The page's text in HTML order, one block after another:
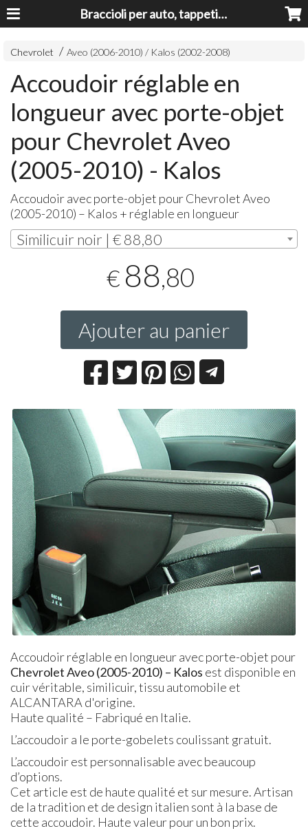
Braccioli per auto, tappeti auto, accessori auto MADE IN ITALY - Armrests, Mittelarmlehnen, Accoundoirs
Chevrolet Aveo (2006-2010) / Kalos (2002-2008)
Accoudoir réglable en
longueur avec porte-objet
pour Chevrolet Aveo
(2005-2010) - Kalos
Accoudoir avec porte-objet pour Chevrolet Aveo
(2005-2010) – Kalos + réglable en longueur
Similicuir noir | € 88,80
€ 88,80
Ajouter au panier
Accoudoir réglable en longueur avec porte-objet pour
Chevrolet Aveo (2005-2010) – Kalos est disponible en
cuir véritable, similicuir, tissu automobile et
ALCANTARA d'origine.
Haute qualité – Fabriqué en Italie.
L’accoudoir a le porte-gobelets coulissant gratuit.
L’accoudoir est personnalisable avec beaucoup
d’options.
Cet article est de haute qualité et sur mesure. Artisan
de la tradition et de design italien sont à la base de
cette accoudoir. Haute valeur pour un bon prix.